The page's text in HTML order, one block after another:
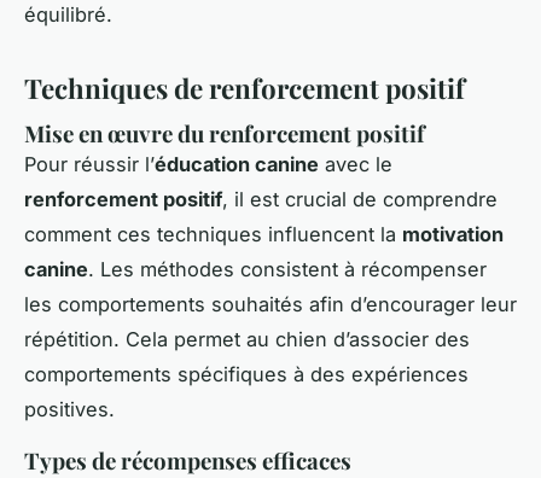
équilibré.
Techniques de renforcement positif
Mise en œuvre du renforcement positif
Pour réussir l’éducation canine avec le
renforcement positif, il est crucial de comprendre
comment ces techniques influencent la motivation
canine. Les méthodes consistent à récompenser
les comportements souhaités afin d’encourager leur
répétition. Cela permet au chien d’associer des
comportements spécifiques à des expériences
positives.
Types de récompenses efficaces